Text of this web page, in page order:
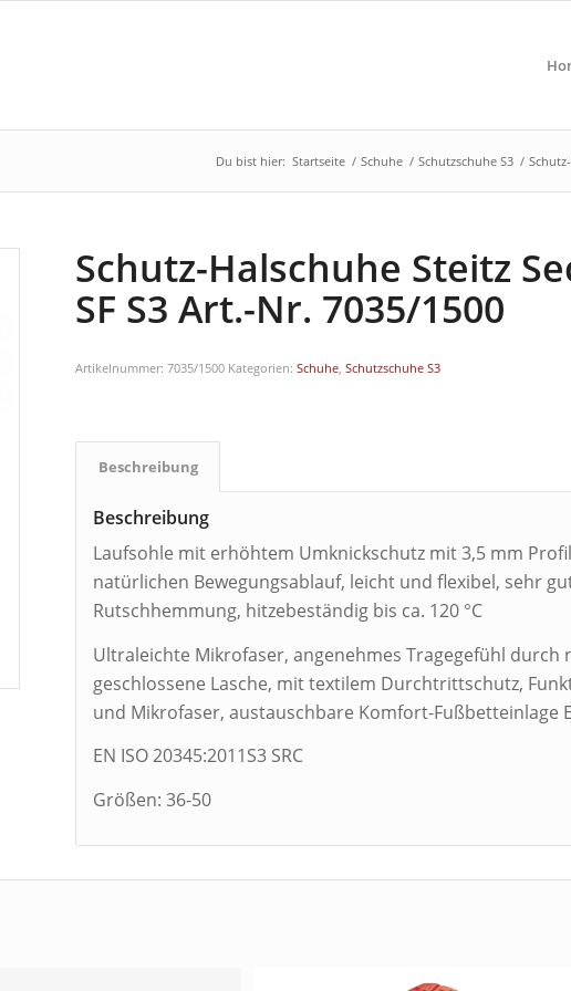
Du bist hier: Startseite / Schuhe / Schutzschuhe S3 /
Schutz-Halschuhe Steitz
SF S3 Art.-Nr. 7035/1500
Artikelnummer:7035/1500 Kategorien:Schuhe,Schutzschuhe S3
Beschreibung
Beschreibung
Laufsohle mit erhöhtem Umknickschutz mit 3,5 mm
natürlichen Bewegungsablauf, leicht und flexibel, sehr
Rutschhemmung, hitzebeständig bis ca. 120 °C
Ultraleichte Mikrofaser, angenehmes Tragegefühl
geschlossene Lasche, mit textilem Durchtrittschutz,
und Mikrofaser, austauschbare Komfort-Fußbetteinlage
EN ISO 20345:2011S3 SRC
Größen: 36-50